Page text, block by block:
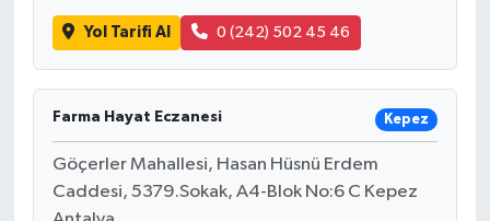
Yol Tarifi Al 0 (242) 502 45 46
Farma Hayat Eczanesi Kepez
Göçerler Mahallesi, Hasan Hüsnü Erdem
Caddesi, 5379.Sokak, A4-Blok No:6 C Kepez